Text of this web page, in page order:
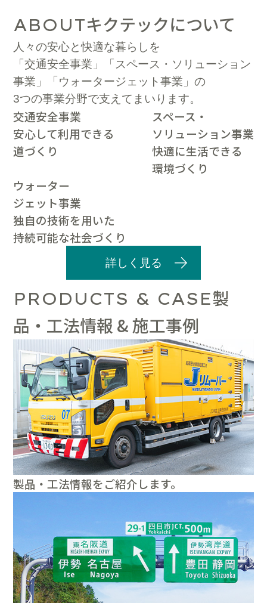
ABOUTキクテックについて
人々の安心と快適な暮らしを
「交通安全事業」「スペース・ソリューション
事業」「ウォータージェット事業」の
3つの事業分野で支えてまいります。
交通安全事業
安心して利用できる
道づくり
スペース・
ソリューション事業
快適に生活できる
環境づくり
ウォーター
ジェット事業
独自の技術を用いた
持続可能な社会づくり
詳しく見る
PRODUCTS & CASE製
品・工法情報 & 施工事例
製品・工法情報をご紹介します。